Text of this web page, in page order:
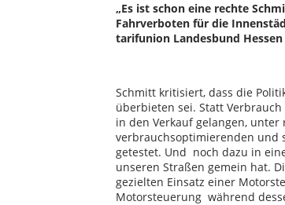
„Es ist schon eine rechte
Fahrverboten für die
tarifunion Landesbund
Schmitt kritisiert, dass die
überbieten sei. Statt
in den Verkauf gelangen,
verbrauchsoptimierenden und
getestet. Und noch dazu in
unseren Straßen gemein hat.
gezielten Einsatz einer
Motorsteuerung während